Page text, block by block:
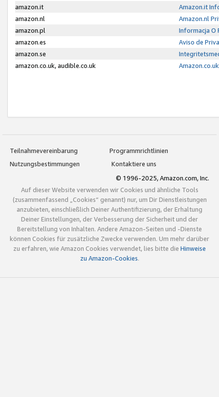
amazon.it
Amazon.it
amazon.nl
Amazon.nl
amazon.pl
Informacja O
amazon.es
Aviso de
amazon.se
amazon.co.uk, audible.co.uk
Teilnahmevereinbarung
Programmrichtlinien
Nutzungsbestimmungen
Kontaktiere uns
© 1996-2025, Amazon.com, Inc.
Auf dieser Website verwenden wir Cookies und ähnliche Tools
(zusammenfassend „Cookies“ genannt) nur, um Dir Dienstleistungen
anzubieten, einschließlich Deiner Authentifizierung, der Erhaltung
Deiner Einstellungen, der Verbesserung der Sicherheit und der
Bereitstellung von Inhalten. Andere Amazon-Seiten und -Dienste
können Cookies für zusätzliche Zwecke verwenden. Um mehr darüber
zu erfahren, wie Amazon Cookies verwendet, lies bitte die Hinweise
zu Amazon-Cookies.